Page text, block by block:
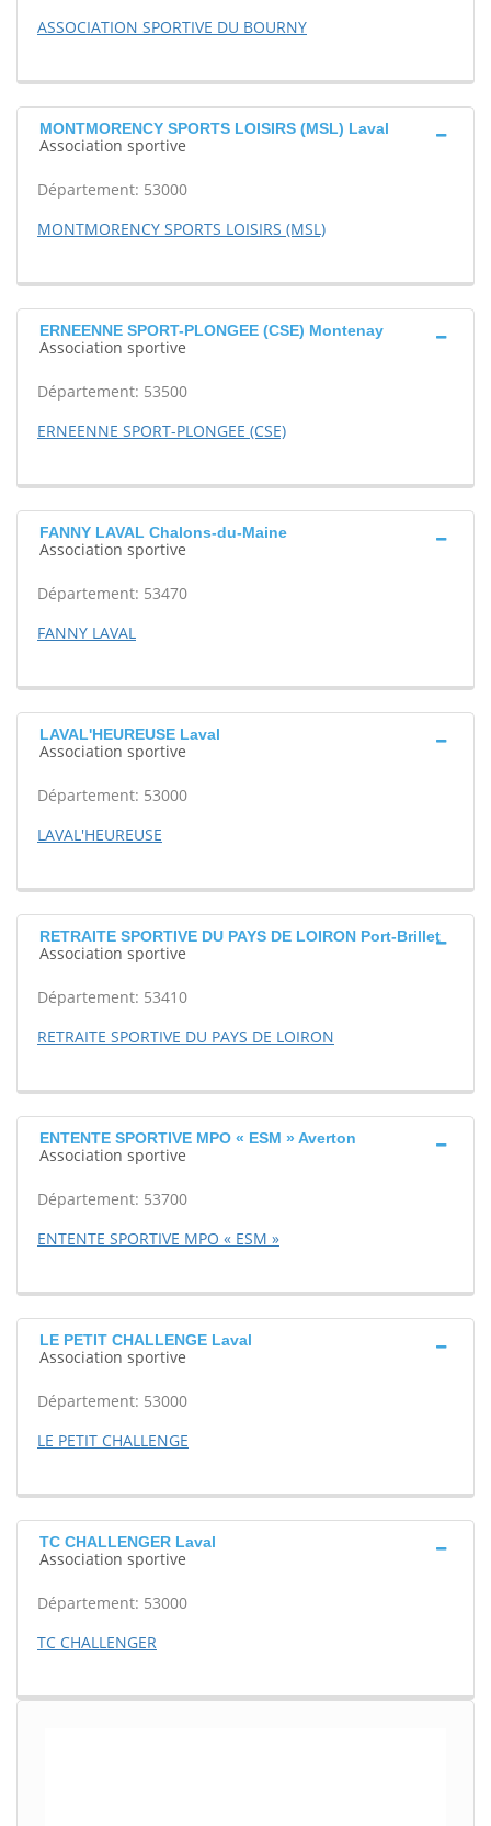
ASSOCIATION SPORTIVE DU BOURNY
MONTMORENCY SPORTS LOISIRS (MSL) Laval
Association sportive
Département: 53000
MONTMORENCY SPORTS LOISIRS (MSL)
ERNEENNE SPORT-PLONGEE (CSE) Montenay
Association sportive
Département: 53500
ERNEENNE SPORT-PLONGEE (CSE)
FANNY LAVAL Chalons-du-Maine
Association sportive
Département: 53470
FANNY LAVAL
LAVAL'HEUREUSE Laval
Association sportive
Département: 53000
LAVAL'HEUREUSE
RETRAITE SPORTIVE DU PAYS DE LOIRON Port-Brillet
Association sportive
Département: 53410
RETRAITE SPORTIVE DU PAYS DE LOIRON
ENTENTE SPORTIVE MPO « ESM » Averton
Association sportive
Département: 53700
ENTENTE SPORTIVE MPO « ESM »
LE PETIT CHALLENGE Laval
Association sportive
Département: 53000
LE PETIT CHALLENGE
TC CHALLENGER Laval
Association sportive
Département: 53000
TC CHALLENGER